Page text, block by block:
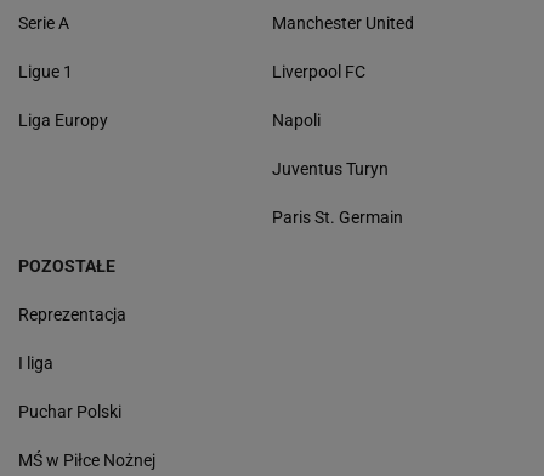
Serie A
Ligue 1
Liga Europy
Manchester United
Liverpool FC
Napoli
Juventus Turyn
Paris St. Germain
POZOSTAŁE
Reprezentacja
I liga
Puchar Polski
MŚ w Piłce Nożnej